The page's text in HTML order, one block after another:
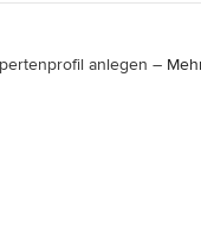
anlegen –